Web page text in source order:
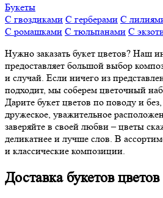
Букеты
С гвоздиками С герберами С
С ромашками С тюльпанами С
Нужно заказать букет цветов? Наш
предоставляет большой выбор
и случай. Если ничего из
подходит, мы соберем цветочный
Дарите букет цветов по поводу и
дружеское, уважительное
заверяйте в своей любви – цветы
деликатнее и лучше слов. В
и классические композиции.
Доставка букетов